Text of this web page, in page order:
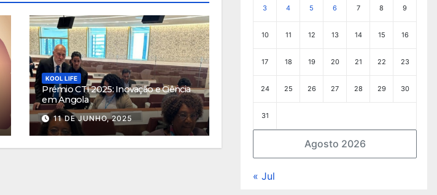
KOOL LIFE
Prémio CTI 2025: Inovação e Ciência
em Angola
11 DE JUNHO, 2025
Agosto 2026
3 4 5 6 7 8 9
10 11 12 13 14 15 16
17 18 19 20 21 22 23
24 25 26 27 28 29 30
31
« Jul